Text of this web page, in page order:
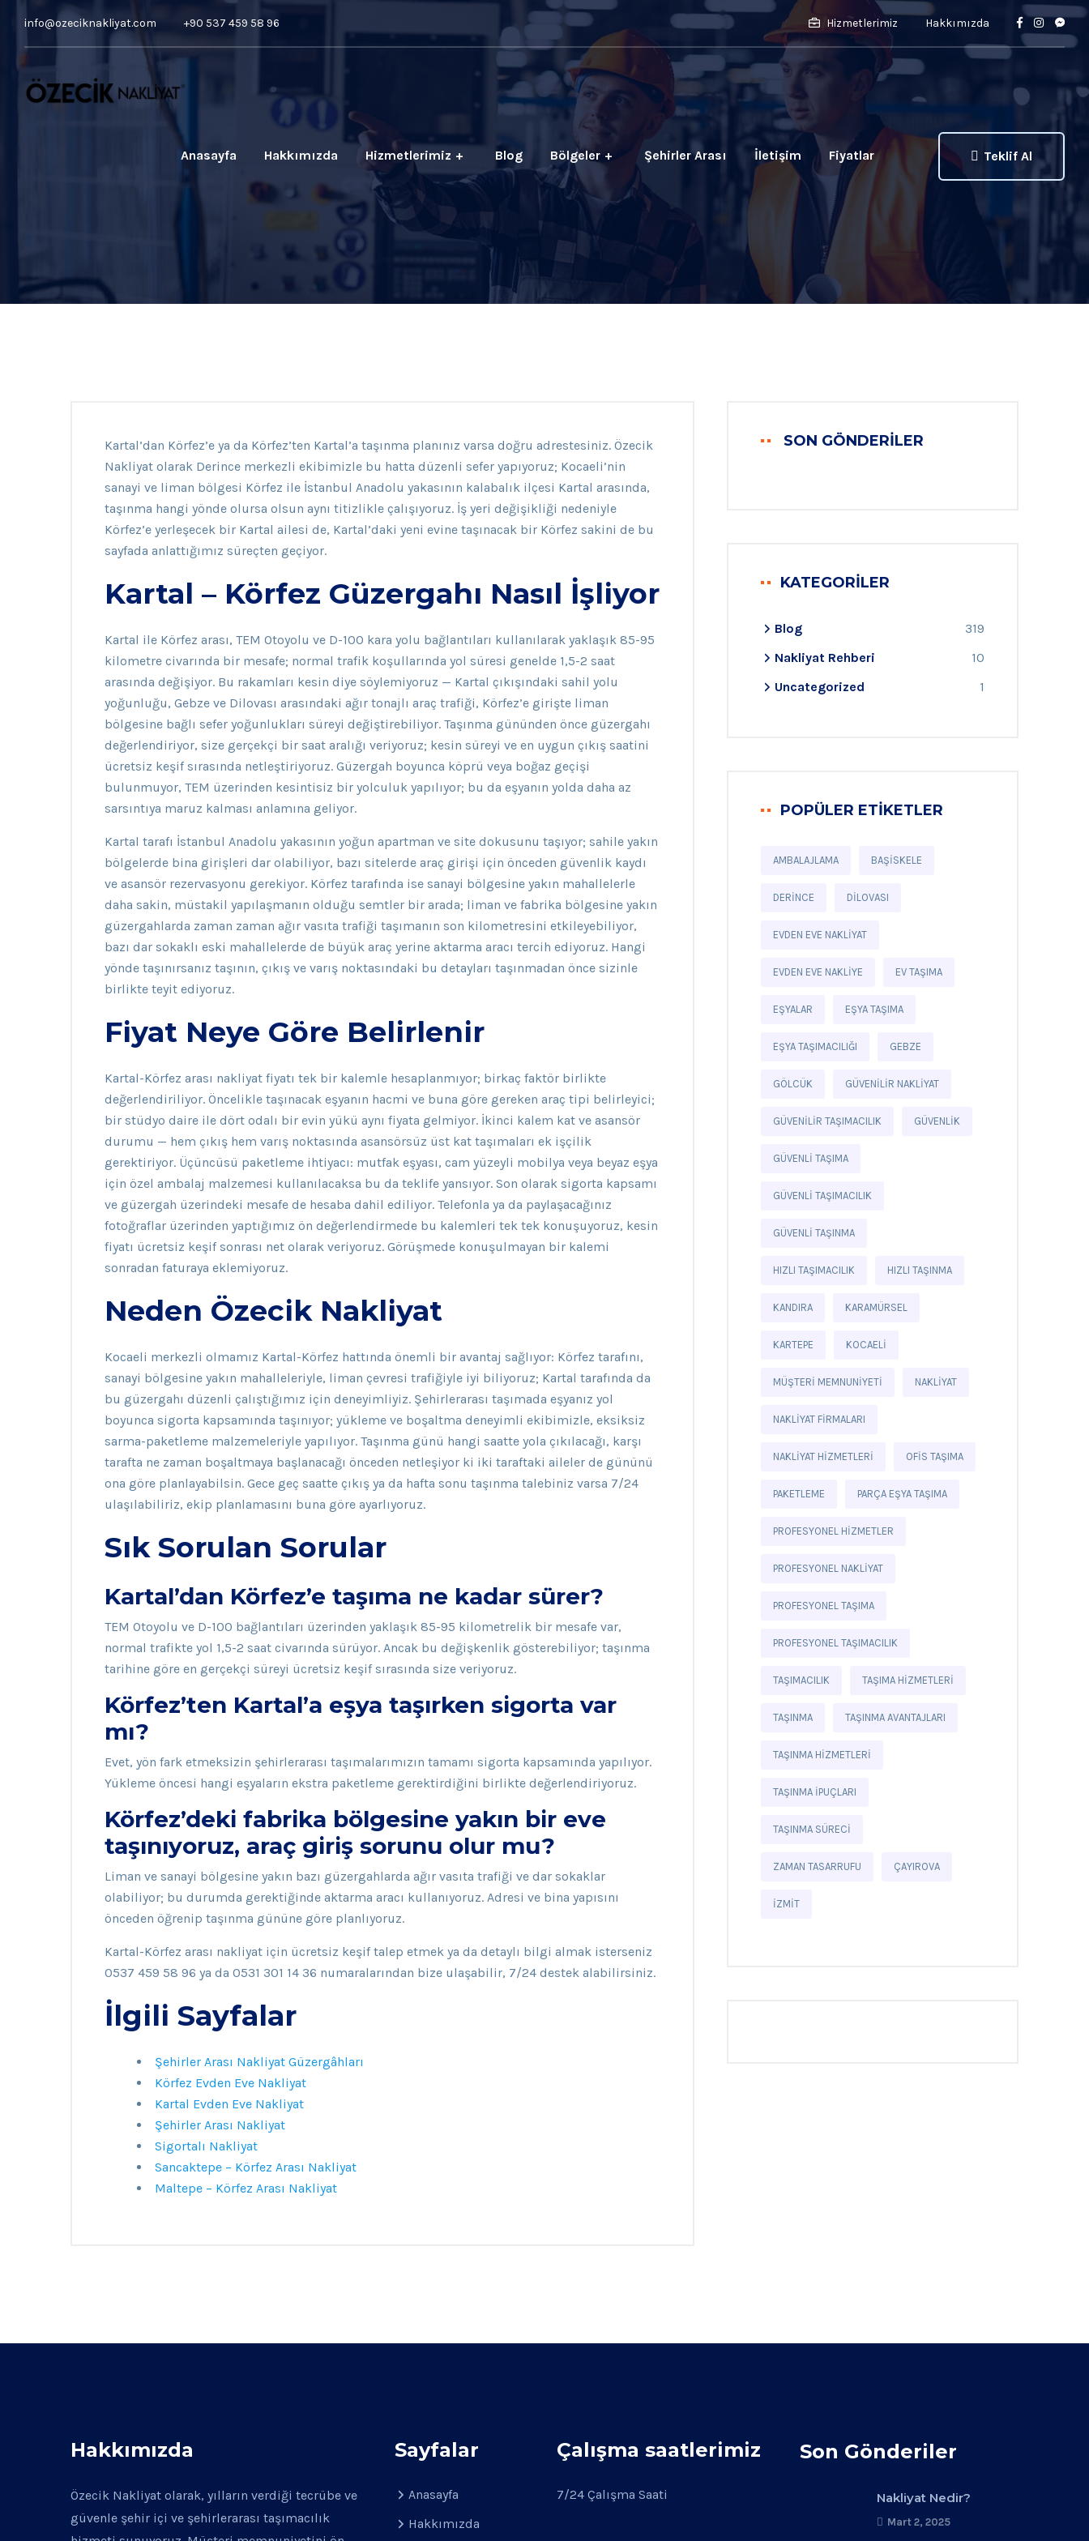
info@ozeciknakliyat.com +90 537 459 58 96 Hizmetlerimiz Hakkımızda
Anasayfa Hakkımızda Hizmetlerimiz Blog Bölgeler Şehirler Arası İletişim Fiyatlar Teklif Al
Kartal’dan Körfez’e ya da Körfez’ten Kartal’a taşınma planınız varsa doğru adrestesiniz. Özecik
Nakliyat olarak Derince merkezli ekibimizle bu hatta düzenli sefer yapıyoruz; Kocaeli’nin
sanayi ve liman bölgesi Körfez ile İstanbul Anadolu yakasının kalabalık ilçesi Kartal arasında,
taşınma hangi yönde olursa olsun aynı titizlikle çalışıyoruz. İş yeri değişikliği nedeniyle
Körfez’e yerleşecek bir Kartal ailesi de, Kartal’daki yeni evine taşınacak bir Körfez sakini de bu
sayfada anlattığımız süreçten geçiyor.
Kartal – Körfez Güzergahı Nasıl İşliyor
Kartal ile Körfez arası, TEM Otoyolu ve D-100 kara yolu bağlantıları kullanılarak yaklaşık 85-95
kilometre civarında bir mesafe; normal trafik koşullarında yol süresi genelde 1,5-2 saat
arasında değişiyor. Bu rakamları kesin diye söylemiyoruz — Kartal çıkışındaki sahil yolu
yoğunluğu, Gebze ve Dilovası arasındaki ağır tonajlı araç trafiği, Körfez’e girişte liman
bölgesine bağlı sefer yoğunlukları süreyi değiştirebiliyor. Taşınma gününden önce güzergahı
değerlendiriyor, size gerçekçi bir saat aralığı veriyoruz; kesin süreyi ve en uygun çıkış saatini
ücretsiz keşif sırasında netleştiriyoruz. Güzergah boyunca köprü veya boğaz geçişi
bulunmuyor, TEM üzerinden kesintisiz bir yolculuk yapılıyor; bu da eşyanın yolda daha az
sarsıntıya maruz kalması anlamına geliyor.
Kartal tarafı İstanbul Anadolu yakasının yoğun apartman ve site dokusunu taşıyor; sahile yakın
bölgelerde bina girişleri dar olabiliyor, bazı sitelerde araç girişi için önceden güvenlik kaydı
ve asansör rezervasyonu gerekiyor. Körfez tarafında ise sanayi bölgesine yakın mahallelerle
daha sakin, müstakil yapılaşmanın olduğu semtler bir arada; liman ve fabrika bölgesine yakın
güzergahlarda zaman zaman ağır vasıta trafiği taşımanın son kilometresini etkileyebiliyor,
bazı dar sokaklı eski mahallelerde de büyük araç yerine aktarma aracı tercih ediyoruz. Hangi
yönde taşınırsanız taşının, çıkış ve varış noktasındaki bu detayları taşınmadan önce sizinle
birlikte teyit ediyoruz.
Fiyat Neye Göre Belirlenir
Kartal-Körfez arası nakliyat fiyatı tek bir kalemle hesaplanmıyor; birkaç faktör birlikte
değerlendiriliyor. Öncelikle taşınacak eşyanın hacmi ve buna göre gereken araç tipi belirleyici;
bir stüdyo daire ile dört odalı bir evin yükü aynı fiyata gelmiyor. İkinci kalem kat ve asansör
durumu — hem çıkış hem varış noktasında asansörsüz üst kat taşımaları ek işçilik
gerektiriyor. Üçüncüsü paketleme ihtiyacı: mutfak eşyası, cam yüzeyli mobilya veya beyaz eşya
için özel ambalaj malzemesi kullanılacaksa bu da teklife yansıyor. Son olarak sigorta kapsamı
ve güzergah üzerindeki mesafe de hesaba dahil ediliyor. Telefonla ya da paylaşacağınız
fotoğraflar üzerinden yaptığımız ön değerlendirmede bu kalemleri tek tek konuşuyoruz, kesin
fiyatı ücretsiz keşif sonrası net olarak veriyoruz. Görüşmede konuşulmayan bir kalemi
sonradan faturaya eklemiyoruz.
Neden Özecik Nakliyat
Kocaeli merkezli olmamız Kartal-Körfez hattında önemli bir avantaj sağlıyor: Körfez tarafını,
sanayi bölgesine yakın mahalleleriyle, liman çevresi trafiğiyle iyi biliyoruz; Kartal tarafında da
bu güzergahı düzenli çalıştığımız için deneyimliyiz. Şehirlerarası taşımada eşyanız yol
boyunca sigorta kapsamında taşınıyor; yükleme ve boşaltma deneyimli ekibimizle, eksiksiz
sarma-paketleme malzemeleriyle yapılıyor. Taşınma günü hangi saatte yola çıkılacağı, karşı
tarafta ne zaman boşaltmaya başlanacağı önceden netleşiyor ki iki taraftaki aileler de gününü
ona göre planlayabilsin. Gece geç saatte çıkış ya da hafta sonu taşınma talebiniz varsa 7/24
ulaşılabiliriz, ekip planlamasını buna göre ayarlıyoruz.
Sık Sorulan Sorular
Kartal’dan Körfez’e taşıma ne kadar sürer?
TEM Otoyolu ve D-100 bağlantıları üzerinden yaklaşık 85-95 kilometrelik bir mesafe var,
normal trafikte yol 1,5-2 saat civarında sürüyor. Ancak bu değişkenlik gösterebiliyor; taşınma
tarihine göre en gerçekçi süreyi ücretsiz keşif sırasında size veriyoruz.
Körfez’ten Kartal’a eşya taşırken sigorta var
mı?
Evet, yön fark etmeksizin şehirlerarası taşımalarımızın tamamı sigorta kapsamında yapılıyor.
Yükleme öncesi hangi eşyaların ekstra paketleme gerektirdiğini birlikte değerlendiriyoruz.
Körfez’deki fabrika bölgesine yakın bir eve
taşınıyoruz, araç giriş sorunu olur mu?
Liman ve sanayi bölgesine yakın bazı güzergahlarda ağır vasıta trafiği ve dar sokaklar
olabiliyor; bu durumda gerektiğinde aktarma aracı kullanıyoruz. Adresi ve bina yapısını
önceden öğrenip taşınma gününe göre planlıyoruz.
Kartal-Körfez arası nakliyat için ücretsiz keşif talep etmek ya da detaylı bilgi almak isterseniz
0537 459 58 96 ya da 0531 301 14 36 numaralarından bize ulaşabilir, 7/24 destek alabilirsiniz.
İlgili Sayfalar
Şehirler Arası Nakliyat Güzergâhları
Körfez Evden Eve Nakliyat
Kartal Evden Eve Nakliyat
Şehirler Arası Nakliyat
Sigortalı Nakliyat
Sancaktepe – Körfez Arası Nakliyat
Maltepe – Körfez Arası Nakliyat
SON GÖNDERILER
KATEGORILER
Blog
319
Nakliyat Rehberi
10
Uncategorized
1
POPÜLER ETIKETLER
AMBALAJLAMA BAŞISKELE
DERINCE DILOVASI
EVDEN EVE NAKLIYAT
EVDEN EVE NAKLIYE EV TAŞIMA
EŞYALAR EŞYA TAŞIMA
EŞYA TAŞIMACILIĞI GEBZE
GÖLCÜK GÜVENILIR NAKLIYAT
GÜVENILIR TAŞIMACILIK GÜVENLIK
GÜVENLI TAŞIMA
GÜVENLI TAŞIMACILIK
GÜVENLI TAŞINMA
HIZLI TAŞIMACILIK HIZLI TAŞINMA
KANDIRA KARAMÜRSEL
KARTEPE KOCAELI
MÜŞTERI MEMNUNIYETI NAKLIYAT
NAKLIYAT FIRMALARI
NAKLIYAT HIZMETLERI OFIS TAŞIMA
PAKETLEME PARÇA EŞYA TAŞIMA
PROFESYONEL HIZMETLER
PROFESYONEL NAKLIYAT
PROFESYONEL TAŞIMA
PROFESYONEL TAŞIMACILIK
TAŞIMACILIK TAŞIMA HIZMETLERI
TAŞINMA TAŞINMA AVANTAJLARI
TAŞINMA HIZMETLERI
TAŞINMA IPUÇLARI
TAŞINMA SÜRECI
ZAMAN TASARRUFU ÇAYIROVA
İZMIT
Hakkımızda
Özecik Nakliyat olarak, yılların verdiği tecrübe ve
güvenle şehir içi ve şehirlerarası taşımacılık
Sayfalar
Anasayfa
Hakkımızda
Çalışma saatlerimiz
7/24 Çalışma Saati
Son Gönderiler
Nakliyat Nedir?
Mart 2, 2025